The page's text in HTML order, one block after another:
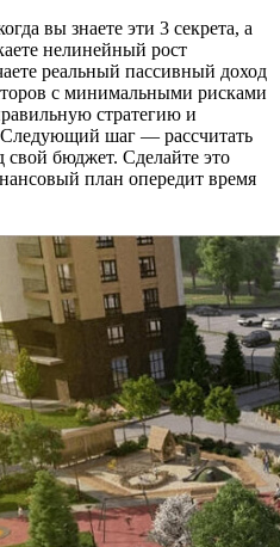
вы знаете эти 3 секрета, а
нелинейный рост
реальный пассивный доход
с минимальными рисками
стратегию и
Следующий шаг — рассчитать
свой бюджет. Сделайте это
план опередит время